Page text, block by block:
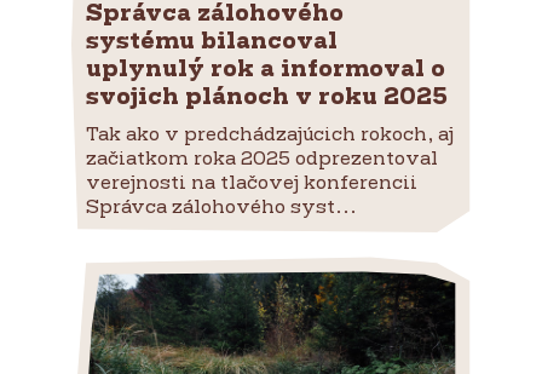
Správca zálohového
systému bilancoval
uplynulý rok a informoval o
svojich plánoch v roku 2025
Tak ako v predchádzajúcich rokoch, aj
začiatkom roka 2025 odprezentoval
verejnosti na tlačovej konferencii
Správca zálohového syst...